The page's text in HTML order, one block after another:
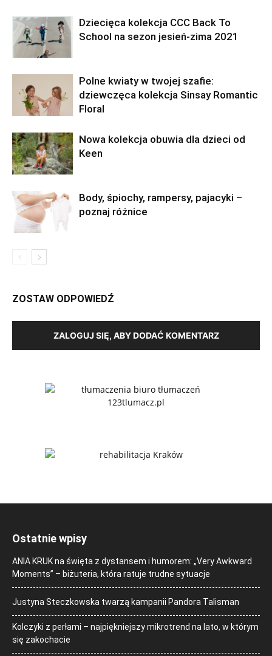
Dziecięca kolekcja CCC Back To
School na sezon jesień-zima 2021
Polne kwiaty w twojej szafie:
dziewczęca kolekcja Sinsay Romantic
Floral
Nowa kolekcja obuwia dla dzieci od
Keen
Body, śpiochy, rampersy, pajacyki –
poznaj różnice
ZOSTAW ODPOWIEDŹ
ZALOGUJ SIĘ, ABY DODAĆ KOMENTARZ
Ostatnie wpisy
ANIA KRUK na święta z dystansem i humorem: „Very Awkward
Moments” – biżuteria, która ratuje trudne sytuacje
Justyna Steczkowska twarzą kampanii Pandora Talisman
Kolczyki z perłami – najpiękniejszy mikrotrend na lato, w którym
się zakochacie